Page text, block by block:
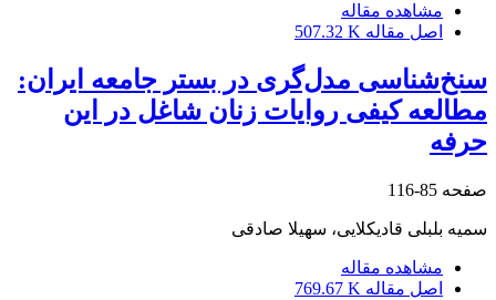
مشاهده مقاله
اصل مقاله 507.32 K
سنخ‌شناسی مدل‌گری در بستر جامعه ایران:
مطالعه کیفی روایات زنان شاغل در این
حرفه
صفحه 85-116
سمیه بلبلی قادیکلایی، سهیلا صادقی
مشاهده مقاله
اصل مقاله 769.67 K